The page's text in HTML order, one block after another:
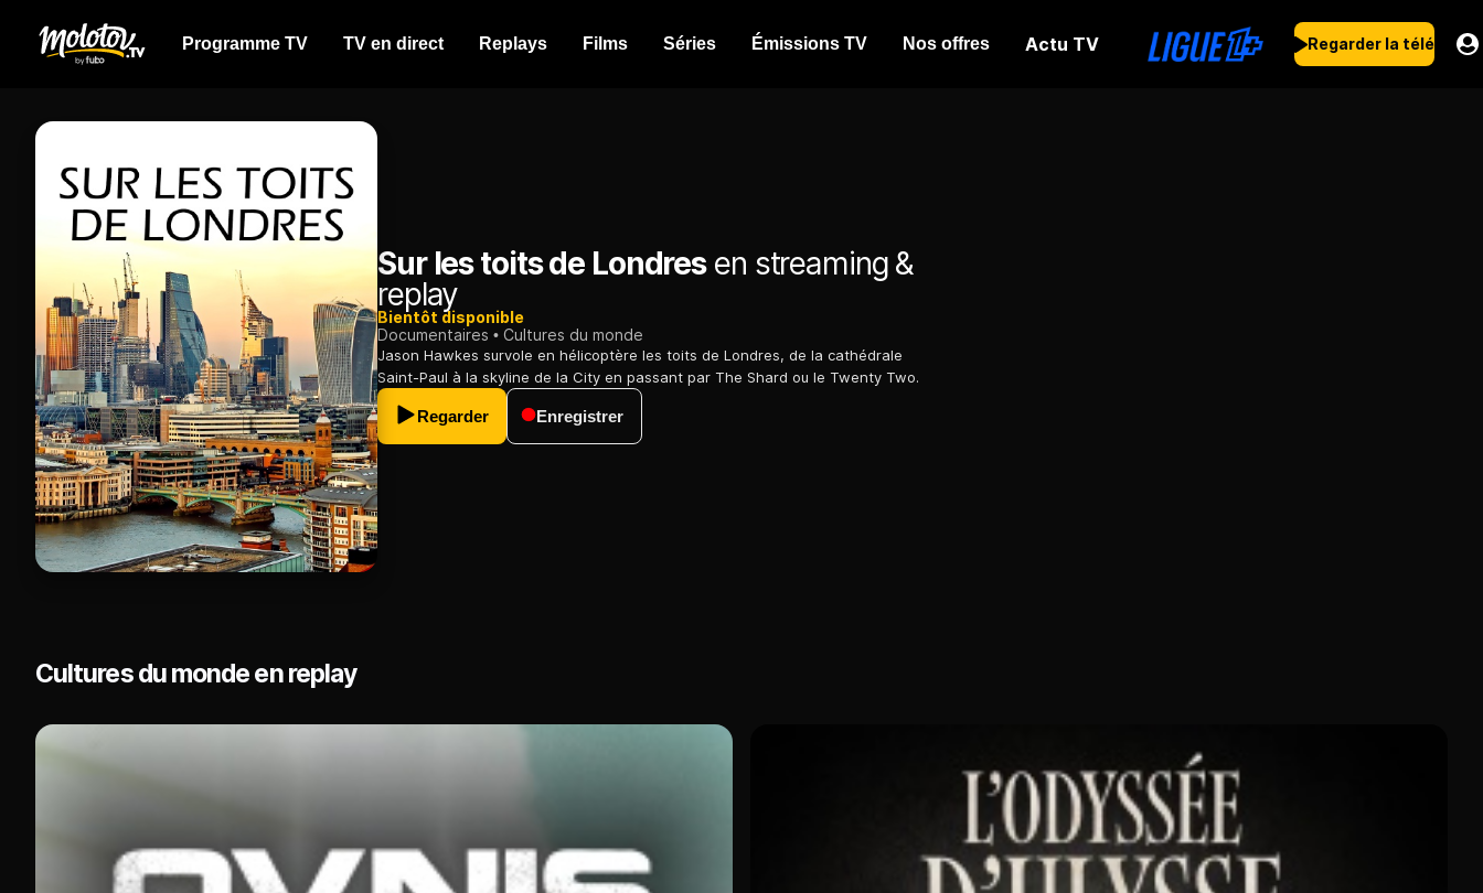
Programme TV TV en direct Replays Films Séries Émissions TV Nos offres Actu TV Regarder la télé
Sur les toits de Londresen streaming &
replay
Bientôt disponible
Documentaires
Cultures du monde
Jason Hawkes survole en hélicoptère les toits de Londres, de la cathédrale
Saint-Paul à la skyline de la City en passant par The Shard ou le Twenty Two.
Regarder Enregistrer
Cultures du monde en replay